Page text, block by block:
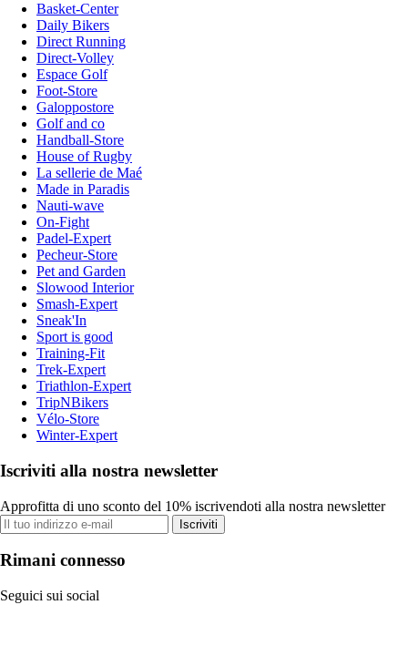
Basket-Center
Daily Bikers
Direct Running
Direct-Volley
Espace Golf
Foot-Store
Galoppostore
Golf and co
Handball-Store
House of Rugby
La sellerie de Maé
Made in Paradis
Nauti-wave
On-Fight
Padel-Expert
Pecheur-Store
Pet and Garden
Slowood Interior
Smash-Expert
Sneak'In
Sport is good
Training-Fit
Trek-Expert
Triathlon-Expert
TripNBikers
Vélo-Store
Winter-Expert
Iscriviti alla nostra newsletter
Approfitta di uno sconto del 10% iscrivendoti alla nostra newsletter
Iscriviti
Rimani connesso
Seguici sui social